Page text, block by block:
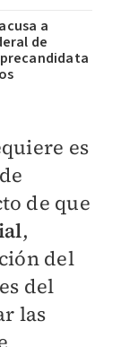
a
de
es
de que
,
del
del
las